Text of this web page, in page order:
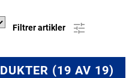
Filtrer artikler
(19 AV 19)